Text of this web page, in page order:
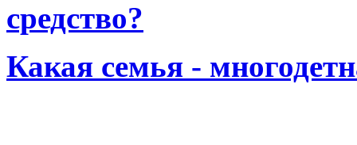
средство?
Какая семья -